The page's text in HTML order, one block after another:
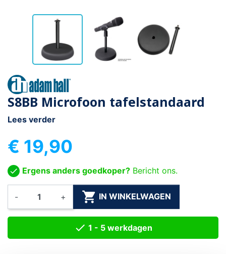
S8BB Microfoon tafelstandaard
Lees verder
€ 19,90
Ergens anders goedkoper? Bericht ons.
- +  IN WINKELWAGEN
 1 - 5 werkdagen